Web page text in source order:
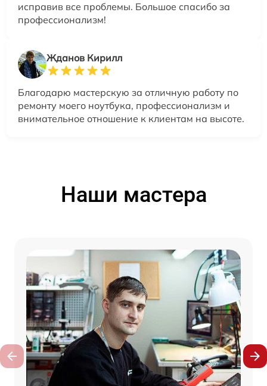
исправив все проблемы. Большое спасибо за
профессионализм!
Жданов Кирилл
Благодарю мастерскую за отличную работу по
ремонту моего ноутбука, профессионализм и
внимательное отношение к клиентам на высоте.
Наши мастера